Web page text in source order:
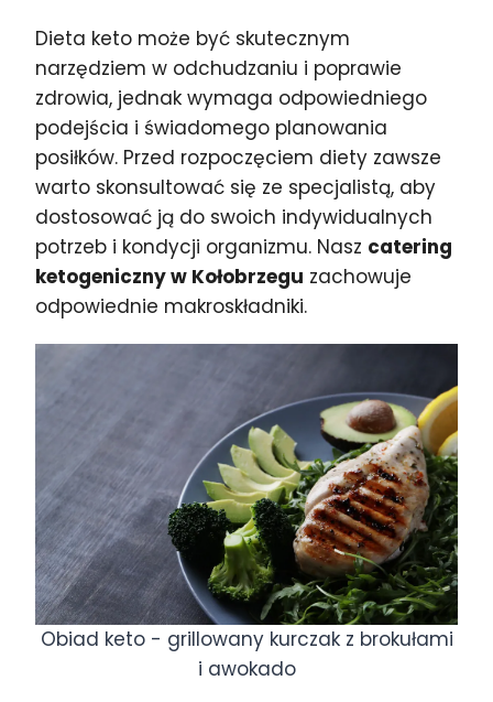
Dieta keto może być skutecznym
narzędziem w odchudzaniu i poprawie
zdrowia, jednak wymaga odpowiedniego
podejścia i świadomego planowania
posiłków. Przed rozpoczęciem diety zawsze
warto skonsultować się ze specjalistą, aby
dostosować ją do swoich indywidualnych
potrzeb i kondycji organizmu. Nasz catering
ketogeniczny w Kołobrzegu zachowuje
odpowiednie makroskładniki.
Obiad keto - grillowany kurczak z brokułami
i awokado